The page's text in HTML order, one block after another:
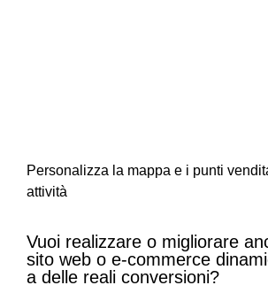
Personalizza la mappa e i punti
attività
Vuoi realizzare o migliorare
sito web o e-commerce
a delle reali conversioni?